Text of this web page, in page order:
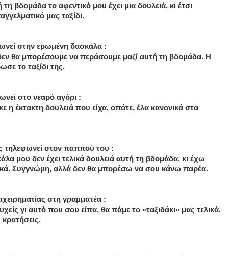
βδομάδα το αφεντικό μου έχει μια δουλειά, κι έτσι
μας ταξίδι.
στην εpωμένη δασκάλα :
θα μπορέσουμε να περάσουμε μαζί αυτή τη βδομάδα. Η
το ταξίδι της.
στο νεαρό αγόρι :
η έκτακτη δουλειά που είχα, οπότε, έλα κανονικά στα
τηλεφωνεί στον παππού του :
μου δεν έχει τελικά δουλειά αυτή τη βδομάδα, κι έχω
Συγγνώμη, αλλά δεν θα μπορέσω να σου κάνω παρέα.
στη γραμματέα :
γι αυτό που σου είπα, θα πάμε το «ταξιδάκι» μας τελικά.
κρατήσεις.